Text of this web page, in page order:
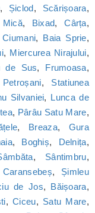
, Șiclod, Scărișoara,
, Bixad,Cârța,
Ciumani, Baia Sprie,
, Miercurea Nirajului,
de Sus, Frumoasa,
Petroșani, Statiunea
Silvaniei, Lunca de
, Pârâu Satu Mare,
, Breaza, Gura
, Boghiș, Delnița,
, Sântimbru,
Caransebeș, Șimleu
de Jos, Băișoara,
,Ciceu, Satu Mare,